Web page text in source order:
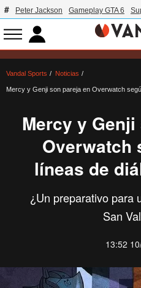
Peter Jackson Gameplay GTA 6
Vandal Sports Noticias
Mercy y Genji son pareja en Overwatch
Mercy y
Overwatch
líneas de
¿Un preparativo para
San
13:52